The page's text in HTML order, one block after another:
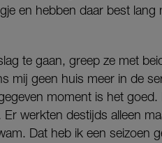
en hebben daar best
te gaan, greep ze met
mij geen huis meer in de
moment is het
werkten destijds alleen
Dat heb ik een seizoen